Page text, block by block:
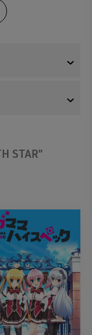
ein Schul- und
gefunden
muss
Klauen des
/ Der Aufzug
wollen auch seine
Schule gehen. Blöd nur,
freien Platz gibt.
STAR"